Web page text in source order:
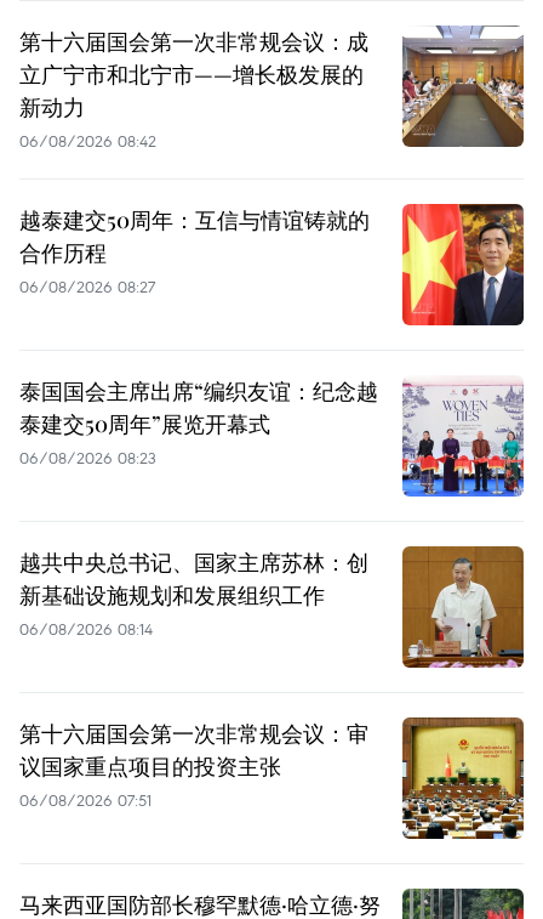
第十六届国会第一次非常规会议：成
立广宁市和北宁市——增长极发展的
新动力
06/08/2026 08:42
越泰建交50周年：互信与情谊铸就的
合作历程
06/08/2026 08:27
泰国国会主席出席“编织友谊：纪念越
泰建交50周年”展览开幕式
06/08/2026 08:23
越共中央总书记、国家主席苏林：创
新基础设施规划和发展组织工作
06/08/2026 08:14
第十六届国会第一次非常规会议：审
议国家重点项目的投资主张
06/08/2026 07:51
马来西亚国防部长穆罕默德·哈立德·努